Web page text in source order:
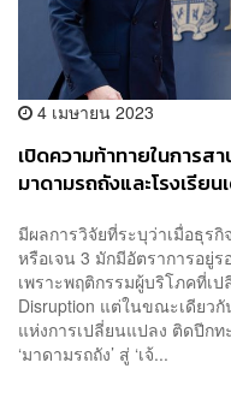
4 เมษายน 2023
เปิดความท้าทายในการ
มาดามรถถังและโรงเรีย
มีผลการวิจัยที่ระบุว่าเมื่อธุร
หรือเจน 3 มักมีอัตราการอยู่
เพราะพฤติกรรมผู้บริโภคที่เ
Disruption แต่ในขณะเดียว
แห่งการเปลี่ยนแปลง ติดปีก
‘มาดามรถถัง’ สู่ ‘เจ้...